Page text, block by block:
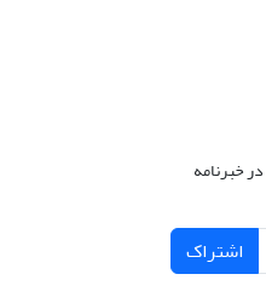
خبرنامه
اشتراک